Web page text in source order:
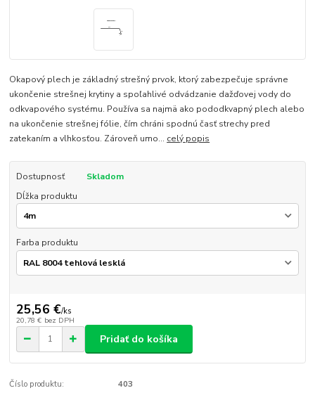
Okapový plech je základný strešný prvok, ktorý zabezpečuje správne
ukončenie strešnej krytiny a spoľahlivé odvádzanie dažďovej vody do
odkvapového systému. Používa sa najmä ako pododkvapný plech alebo
na ukončenie strešnej fólie, čím chráni spodnú časť strechy pred
zatekaním a vlhkosťou. Zároveň umo... celý popis
Dostupnosť
Skladom
Dĺžka produktu
Farba produktu
25,56 €/ks
20,78 € bez DPH
Pridať do košíka
Číslo produktu: 403